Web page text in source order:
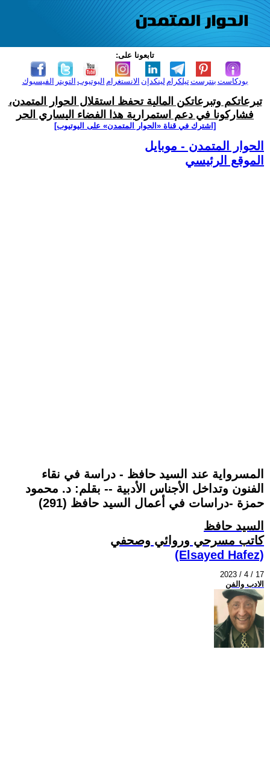
تابعونا على:
الفيسبوك التويتر اليوتيوب الانستغرام لينكدإن تيلكرامبنترست بودكاست
تبرعاتكم وتبرعاتكن المالية تحفظ استقلال الحوار المتمدن،
فشاركونا في دعم استمرارية هذا الفضاء اليساري الحر
[اشترك في قناة ‫«الحوار المتمدن» على اليوتيوب]
الحوار المتمدن - موبايل
الموقع الرئيسي
المسرواية عند السيد حافظ - دراسة في نقاء
الفنون وتداخل الأجناس الأدبية -- بقلم: د. محمود
حمزة -دراسات في أعمال السيد حافظ (291)
السيد حافظ
كاتب مسرحي وروائي وصحفي
(Elsayed Hafez)
2023 / 4 / 17
الادب والفن